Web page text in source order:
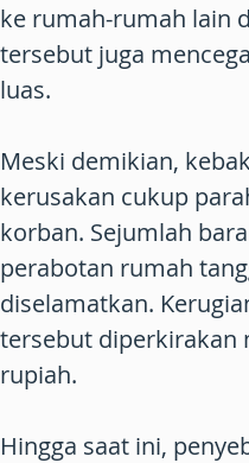
ke rumah-rumah lain
tersebut juga
luas.
Meski demikian,
kerusakan cukup
korban. Sejumlah
perabotan rumah
diselamatkan.
tersebut diperkirakan
rupiah.
Hingga saat ini,